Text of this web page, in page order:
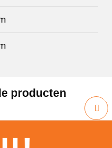
producten